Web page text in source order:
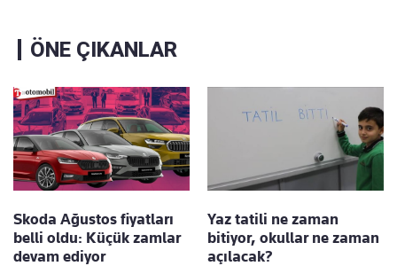
ÖNE ÇIKANLAR
Skoda Ağustos fiyatları
belli oldu: Küçük zamlar
devam ediyor
Yaz tatili ne zaman
bitiyor, okullar ne zaman
açılacak?